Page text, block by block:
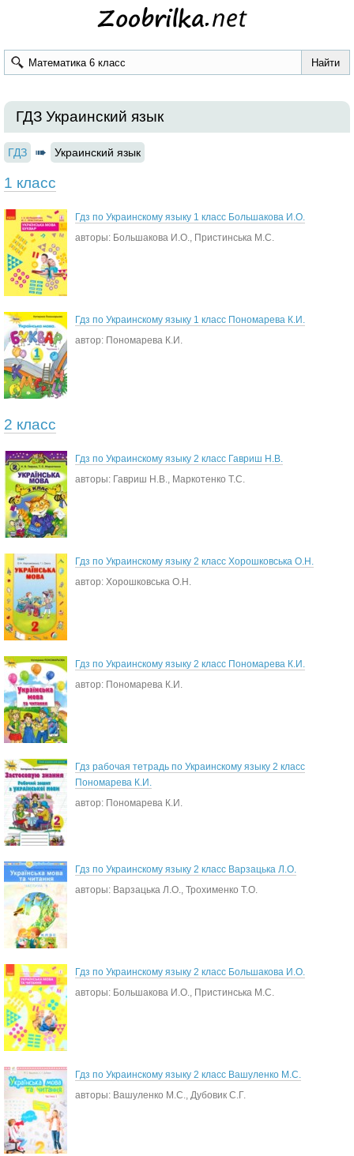
ГДЗ Украинский язык
ГДЗ Украинский язык
1 класс
Гдз по Украинскому языку 1 класс Большакова И.О.
авторы: Большакова И.О., Пристинська М.С.
Гдз по Украинскому языку 1 класс Пономарева К.И.
автор: Пономарева К.И.
2 класс
Гдз по Украинскому языку 2 класс Гавриш Н.В.
авторы: Гавриш Н.В., Маркотенко Т.С.
Гдз по Украинскому языку 2 класс Хорошковська О.Н.
автор: Хорошковська О.Н.
Гдз по Украинскому языку 2 класс Пономарева К.И.
автор: Пономарева К.И.
Гдз рабочая тетрадь по Украинскому языку 2 класс
Пономарева К.И.
автор: Пономарева К.И.
Гдз по Украинскому языку 2 класс Варзацька Л.О.
авторы: Варзацька Л.О., Трохименко Т.О.
Гдз по Украинскому языку 2 класс Большакова И.О.
авторы: Большакова И.О., Пристинська М.С.
Гдз по Украинскому языку 2 класс Вашуленко М.С.
авторы: Вашуленко М.С., Дубовик С.Г.